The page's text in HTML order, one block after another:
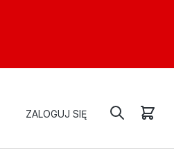
ZALOGUJ SIĘ